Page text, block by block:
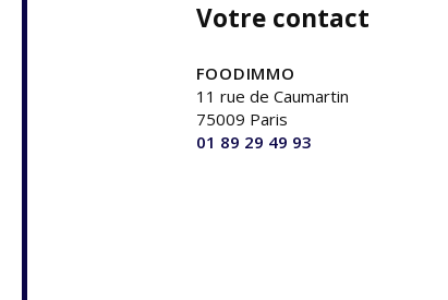
Votre contact
FOODIMMO
11 rue de Caumartin
75009 Paris
01 89 29 49 93